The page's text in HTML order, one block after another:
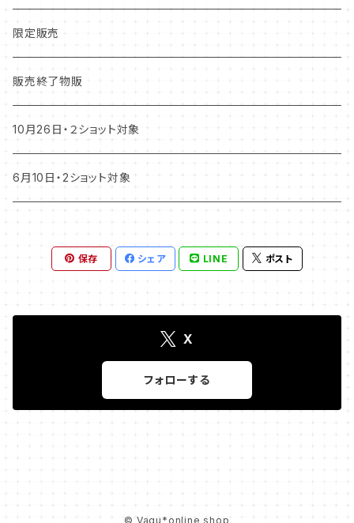
限定販売
販売終了物販
10月26日・２ショット対象
6月10日・2ショット対象
保存 シェア LINE ポスト
X
フォローする
© Vagu*online shop